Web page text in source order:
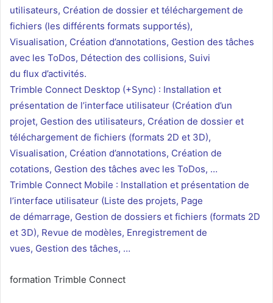
utilisateurs, Création de dossier et téléchargement de
fichiers (les différents formats supportés),
Visualisation, Création d’annotations, Gestion des tâches
avec les ToDos, Détection des collisions, Suivi
du flux d’activités.
Trimble Connect Desktop (+Sync) : Installation et
présentation de l’interface utilisateur (Création d’un
projet, Gestion des utilisateurs, Création de dossier et
téléchargement de fichiers (formats 2D et 3D),
Visualisation, Création d’annotations, Création de
cotations, Gestion des tâches avec les ToDos, …
Trimble Connect Mobile : Installation et présentation de
l’interface utilisateur (Liste des projets, Page
de démarrage, Gestion de dossiers et fichiers (formats 2D
et 3D), Revue de modèles, Enregistrement de
vues, Gestion des tâches, …
formation Trimble Connect